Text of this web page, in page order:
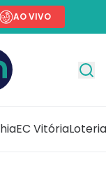
AO VIVO
EC Vitória